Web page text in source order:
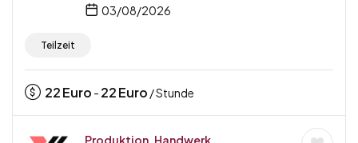
03/08/2026
Teilzeit
22Euro - 22Euro / Stunde
Produktion, Handwerk